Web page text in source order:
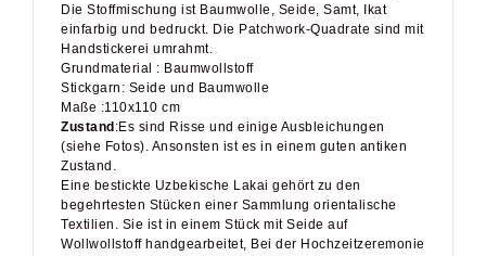
Die Stoffmischung ist Baumwolle, Seide, Samt, Ikat
einfarbig und bedruckt. Die Patchwork-Quadrate sind mit
Handstickerei umrahmt.
Grundmaterial : Baumwollstoff
Stickgarn: Seide und Baumwolle
Maße :110x110 cm
Zustand:Es sind Risse und einige Ausbleichungen
(siehe Fotos). Ansonsten ist es in einem guten antiken
Zustand.
Eine bestickte Uzbekische Lakai gehört zu den
begehrtesten Stücken einer Sammlung orientalische
Textilien. Sie ist in einem Stück mit Seide auf
Wollwollstoff handgearbeitet, Bei der Hochzeitzeremonie